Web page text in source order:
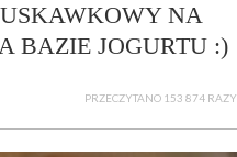
NA
BAZIE JOGURTU :)
PRZECZYTANO 153 874 RAZY